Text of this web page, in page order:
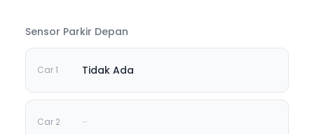
Sensor Parkir Depan
Tidak Ada
-